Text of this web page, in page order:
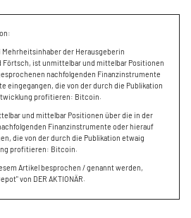
der Herausgeberin
Förtsch, ist unmittelbar und mittelbar Positionen
nachfolgenden Finanzinstrumente
eingegangen, die von der durch die Publikation
profitieren: Bitcoin.
und mittelbar Positionen über die in der
Finanzinstrumente oder hierauf
die von der durch die Publikation etwaig
profitieren: Bitcoin.
Artikel besprochen / genannt werden,
von DER AKTIONÄR.